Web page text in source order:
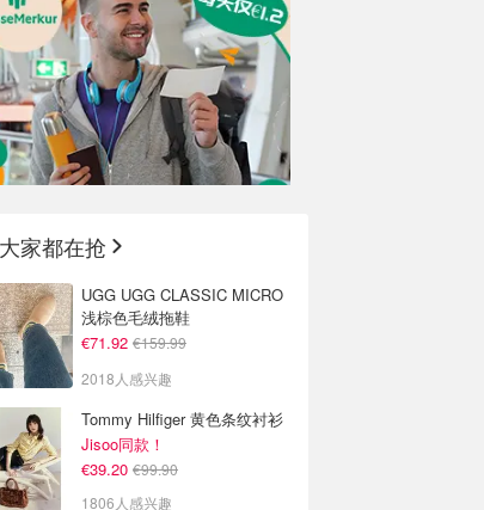
大家都在抢
UGG UGG CLASSIC MICRO
浅棕色毛绒拖鞋
€71.92 €159.99
2018人感兴趣
Tommy Hilfiger 黄色条纹衬衫
Jisoo同款！
€39.20 €99.90
1806人感兴趣